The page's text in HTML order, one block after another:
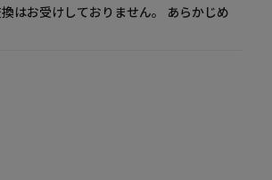
はお受けしておりません。 あらかじめ